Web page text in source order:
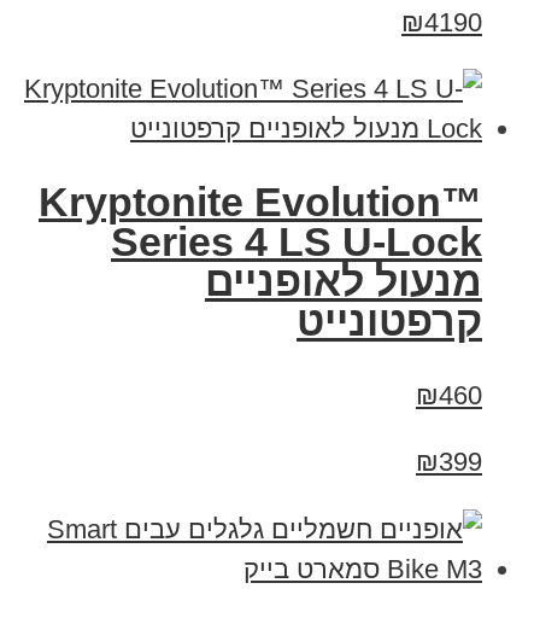
₪4190
Kryptonite Evolution™
Series 4 LS U-Lock
מנעול לאופניים
קרפטונייט
₪460
₪399